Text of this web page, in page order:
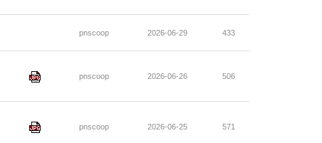
pnscoop 2026-06-29 433
pnscoop 2026-06-26 506
pnscoop 2026-06-25 571